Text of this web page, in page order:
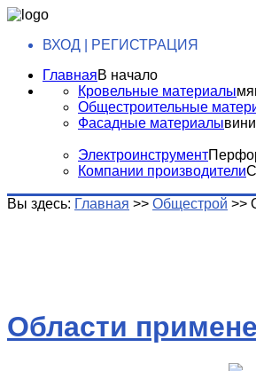
ВХОД | РЕГИСТРАЦИЯ
ГлавнаяВ начало
Кровельные материалы
Общестроительные
Фасадные материалы
Электроинструмент
Компании производители
Вы здесь: Главная >> Общестрой >>
Области